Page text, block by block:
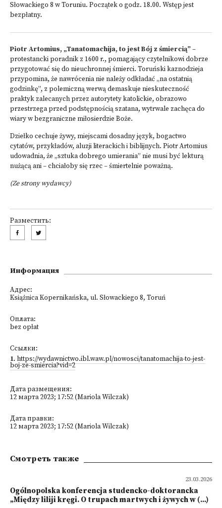
Słowackiego 8 w Toruniu. Początek o godz. 18.00. Wstęp jest
bezpłatny.
Piotr Artomius, „Tanatomachija, to jest Bój z śmiercią”–
protestancki poradnik z 1600 r., pomagający czytelnikowi dobrze
przygotować się do nieuchronnej śmierci. Toruński kaznodzieja
przypomina, że nawrócenia nie należy odkładać „na ostatnią
godzinkę”, z polemiczną werwą demaskuje nieskuteczność
praktyk zalecanych przez autorytety katolickie, obrazowo
przestrzega przed podstępnością szatana, wytrwale zachęca do
wiary w bezgraniczne miłosierdzie Boże.
Dziełko cechuje żywy, miejscami dosadny język, bogactwo
cytatów, przykładów, aluzji literackich i biblijnych. Piotr Artomius
udowadnia, że „sztuka dobrego umierania” nie musi być lekturą
nużącą ani – chciałoby się rzec – śmiertelnie poważną.
(Ze strony wydawcy)
Разместить:
Информация
Адрес:
Książnica Kopernikańska, ul. Słowackiego 8, Toruń
Оплата:
bez opłat
Ссылки:
1. https://wydawnictwo.ibl.waw.pl/nowosci/tanatomachija-to-jest-
boj-ze-smiercia?vid=2
Дата размещения:
12 марта 2023; 17:52 (Mariola Wilczak)
Дата правки:
12 марта 2023; 17:52 (Mariola Wilczak)
Смотреть также
23.03.2026
Ogólnopolska konferencja studencko-doktorancka
„Między liliji kręgi. O trupach martwych i żywych w (...)